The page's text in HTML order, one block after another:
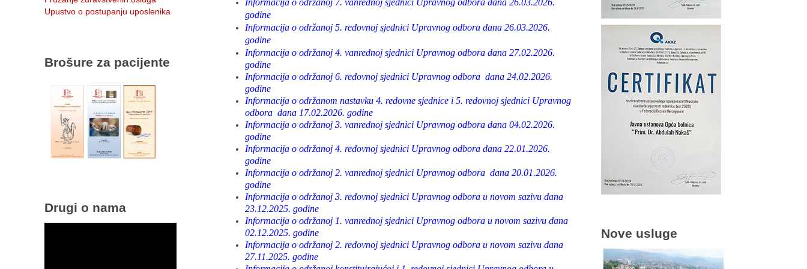
Informacija o održanoj 7. vanrednoj sjednici Upravnog odbora dana 26.03.2026.
godine
Informacija o održanoj 5. redovnoj sjednici Upravnog odbora dana 26.03.2026.
godine
Informacija o održanoj 4. vanrednoj sjednici Upravnog odbora dana 27.02.2026.
godine
Informacija o održanoj 6. redovnoj sjednici Upravnog odbora dana 24.02.2026.
godine
Informacija o održanom nastavku 4. redovne sjednice i 5. redovnoj sjednici Upravnog
odbora dana 17.02.2026. godine
Informacija o održanoj 3. vanrednoj sjednici Upravnog odbora dana 04.02.2026.
godine
Informacija o održanoj 4. redovnoj sjednici Upravnog odbora dana 22.01.2026.
godine
Informacija o održanoj 2. vanrednoj sjednici Upravnog odbora dana 20.01.2026.
godine
Informacija o održanoj 3. redovnoj sjednici Upravnog odbora u novom sazivu dana
23.12.2025. godine
Informacija o održanoj 1. vanrednoj sjednici Upravnog odbora u novom sazivu dana
02.12.2025. godine
Informacija o održanoj 2. redovnoj sjednici Upravnog odbora u novom sazivu dana
27.11.2025. godine
Upustvo o postupanju uposlenika
Brošure za pacijente
Drugi o nama
Nove usluge